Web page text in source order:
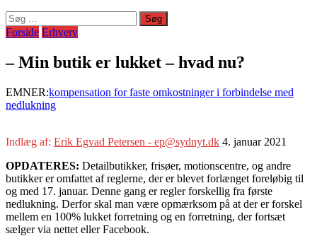
Søg
efter:
Forside Erhverv
– Min butik er lukket – hvad nu?
EMNER:kompensation for faste omkostninger i forbindelse med
nedlukning
Indlæg af: Erik Egvad Petersen - ep@sydnyt.dk 4. januar 2021
OPDATERES: Detailbutikker, frisøer, motionscentre, og andre
butikker er omfattet af reglerne, der er blevet forlænget foreløbig til
og med 17. januar. Denne gang er regler forskellig fra første
nedlukning. Derfor skal man være opmærksom på at der er forskel
mellem en 100% lukket forretning og en forretning, der fortsæt
sælger via nettet eller Facebook.